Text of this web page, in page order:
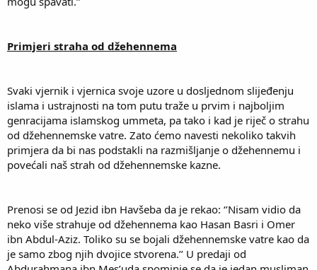
Primjeri straha od džehennema
Svaki vjernik i vjernica svoje uzore u dosljednom slijeđenju
islama i ustrajnosti na tom putu traže u prvim i najboljim
genracijama islamskog ummeta, pa tako i kad je riječ o strahu
od džehennemske vatre. Zato ćemo navesti nekoliko takvih
primjera da bi nas podstakli na razmišljanje o džehennemu i
povećali naš strah od džehennemske kazne.
Prenosi se od Jezid ibn Havšeba da je rekao: ‘’Nisam vidio da
neko više strahuje od džehennema kao Hasan Basri i Omer
ibn Abdul-Aziz. Toliko su se bojali džehennemske vatre kao da
je samo zbog njih dvojice stvorena.’’ U predaji od